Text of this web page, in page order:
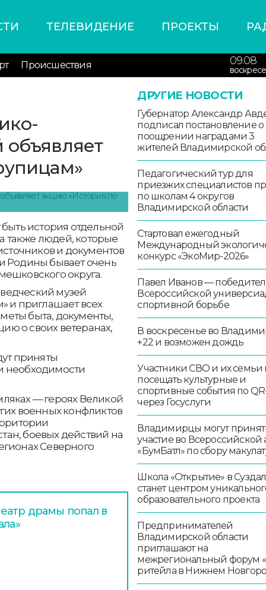
ТЕЛЕВИДЕНИЕ ПРОЕКТЫ
Происшествия 09.08
объявляет
история отдельной
также людей, которые
и документов
Родины бывает очень
округа.
музей
и приглашает всех
быта, документы,
о своих ветеранах,
приняты
необходимости
— героях Великой
военных конфликтов
боевых действий на
Северного
драмы попал в
ДРУГИЕ НОВОСТИ
Губернатор Александр
подписал постановление о
поощрении наградами 3
жителей Владимирской
Педагогический тур для
приезжих специалистов
по школам 4 округов
Владимирской области
Стартовал ежегодный
Международный
конкурс «ЭкоМир-2026»
Павел Иванов —
Всероссийской
спортивной борьбе
В воскресенье во
+22 и возможен дождь
Участники СВО и их семьи
посещать культурные и
спортивные события по
через Госуслуги
Владимирцы могут
участие во
«БумБатл» по сбору
Школа «Открытие» в
станет центром
образовательного проекта
Предпринимателей
Владимирской области
приглашают на
межрегиональный форум
ритейла в Нижнем